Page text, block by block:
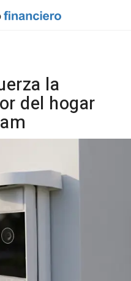
la
del hogar